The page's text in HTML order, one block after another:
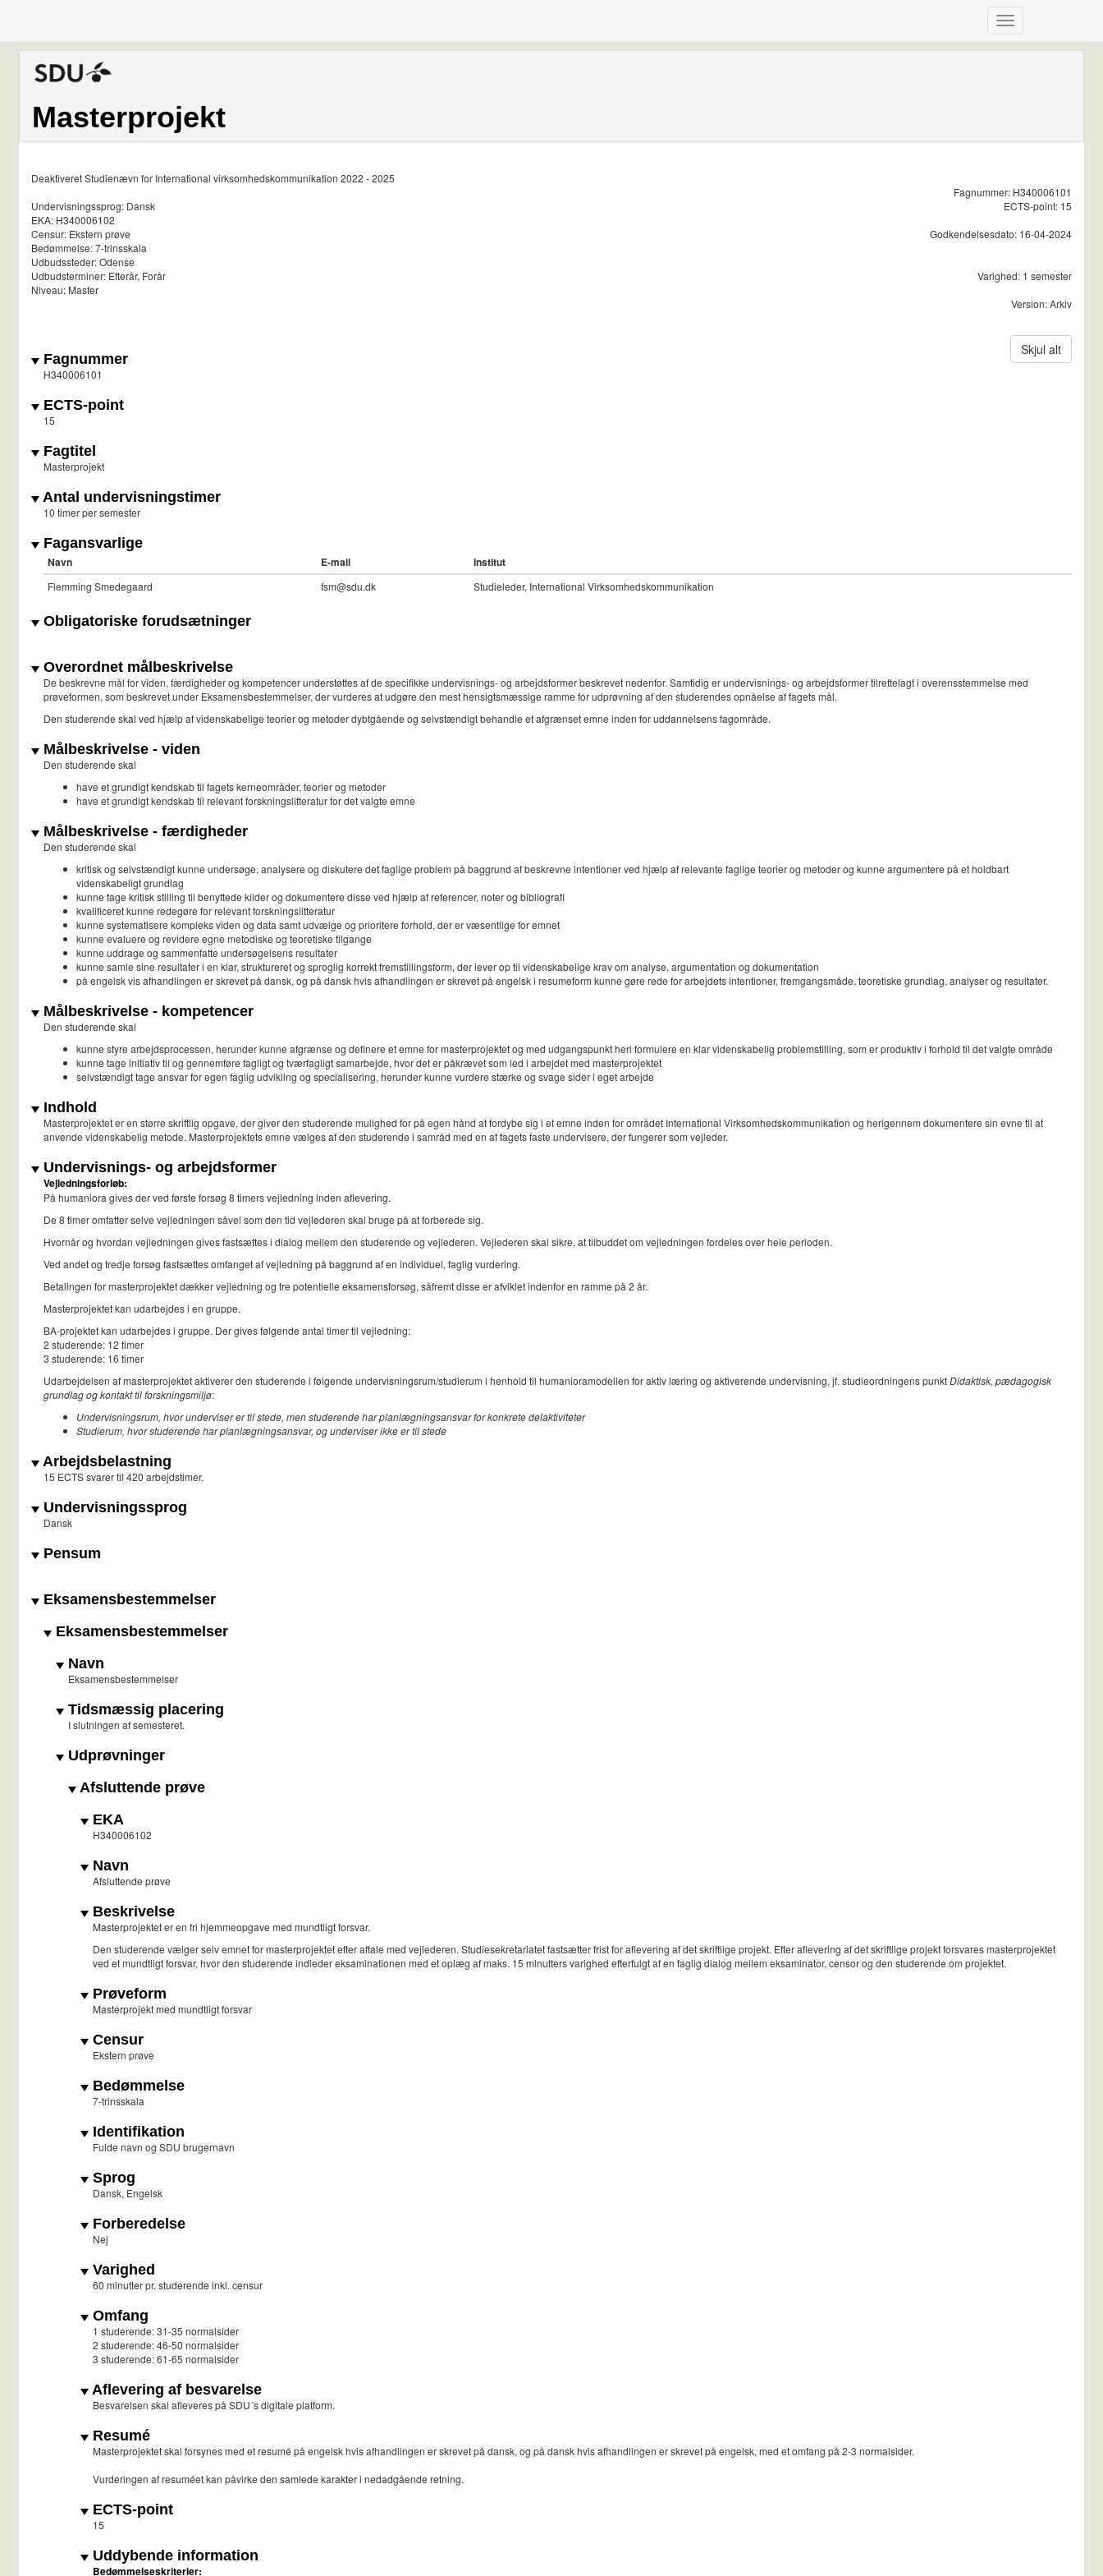
Masterprojekt
Deaktiveret Studienævn for International virksomhedskommunikation 2022 - 2025
Undervisningssprog: Dansk
EKA: H340006102
Censur: Ekstern prøve
Bedømmelse: 7-trinsskala
Udbudssteder: Odense
Udbudsterminer: Efterår, Forår
Niveau: Master
Fagnummer: H340006101
ECTS-point: 15
Godkendelsesdato: 16-04-2024
Varighed: 1 semester
Version: Arkiv
Skjul alt
Fagnummer
H340006101
ECTS-point
15
Fagtitel
Masterprojekt
Antal undervisningstimer
10 timer per semester
Fagansvarlige
Navn E-mail Institut
Flemming Smedegaard fsm@sdu.dk Studieleder, International Virksomhedskommunikation
Obligatoriske forudsætninger
Overordnet målbeskrivelse
De beskrevne mål for viden, færdigheder og kompetencer understøttes af de specifikke undervisnings- og arbejdsformer beskrevet nedenfor. Samtidig er undervisnings- og arbejdsformer tilrettelagt i overensstemmelse med
prøveformen, som beskrevet under Eksamensbestemmelser, der vurderes at udgøre den mest hensigtsmæssige ramme for udprøvning af den studerendes opnåelse af fagets mål.
Den studerende skal ved hjælp af videnskabelige teorier og metoder dybtgående og selvstændigt behandle et afgrænset emne inden for uddannelsens fagområde.
Målbeskrivelse - viden
Den studerende skal
have et grundigt kendskab til fagets kerneområder, teorier og metoder
have et grundigt kendskab til relevant forskningslitteratur for det valgte emne
Målbeskrivelse - færdigheder
Den studerende skal
kritisk og selvstændigt kunne undersøge, analysere og diskutere det faglige problem på baggrund af beskrevne intentioner ved hjælp af relevante faglige teorier og metoder og kunne argumentere på et holdbart
videnskabeligt grundlag
kunne tage kritisk stilling til benyttede kilder og dokumentere disse ved hjælp af referencer, noter og bibliografi
kvalificeret kunne redegøre for relevant forskningslitteratur
kunne systematisere kompleks viden og data samt udvælge og prioritere forhold, der er væsentlige for emnet
kunne evaluere og revidere egne metodiske og teoretiske tilgange
kunne uddrage og sammenfatte undersøgelsens resultater
kunne samle sine resultater i en klar, struktureret og sproglig korrekt fremstillingsform, der lever op til videnskabelige krav om analyse, argumentation og dokumentation
på engelsk vis afhandlingen er skrevet på dansk, og på dansk hvis afhandlingen er skrevet på engelsk i resumeform kunne gøre rede for arbejdets intentioner, fremgangsmåde, teoretiske grundlag, analyser og resultater.
Målbeskrivelse - kompetencer
Den studerende skal
kunne styre arbejdsprocessen, herunder kunne afgrænse og definere et emne for masterprojektet og med udgangspunkt heri formulere en klar videnskabelig problemstilling, som er produktiv i forhold til det valgte område
kunne tage initiativ til og gennemføre fagligt og tværfagligt samarbejde, hvor det er påkrævet som led i arbejdet med masterprojektet
selvstændigt tage ansvar for egen faglig udvikling og specialisering, herunder kunne vurdere stærke og svage sider i eget arbejde
Indhold
Masterprojektet er en større skriftlig opgave, der giver den studerende mulighed for på egen hånd at fordybe sig i et emne inden for området International Virksomhedskommunikation og herigennem dokumentere sin evne til at
anvende videnskabelig metode. Masterprojektets emne vælges af den studerende i samråd med en af fagets faste undervisere, der fungerer som vejleder.
Undervisnings- og arbejdsformer
Vejledningsforløb:
På humaniora gives der ved første forsøg 8 timers vejledning inden aflevering.
De 8 timer omfatter selve vejledningen såvel som den tid vejlederen skal bruge på at forberede sig.
Hvornår og hvordan vejledningen gives fastsættes i dialog mellem den studerende og vejlederen. Vejlederen skal sikre, at tilbuddet om vejledningen fordeles over hele perioden.
Ved andet og tredje forsøg fastsættes omfanget af vejledning på baggrund af en individuel, faglig vurdering.
Betalingen for masterprojektet dækker vejledning og tre potentielle eksamensforsøg, såfremt disse er afviklet indenfor en ramme på 2 år.
Masterprojektet kan udarbejdes i en gruppe.
BA-projektet kan udarbejdes i gruppe. Der gives følgende antal timer til vejledning:
2 studerende: 12 timer
3 studerende: 16 timer
Udarbejdelsen af masterprojektet aktiverer den studerende i følgende undervisningsrum/studierum i henhold til humanioramodellen for aktiv læring og aktiverende undervisning, jf. studieordningens punktDidaktisk, pædagogisk
grundlag og kontakt til forskningsmiljø:
Undervisningsrum, hvor underviser er til stede, men studerende har planlægningsansvar for konkrete delaktiviteter
Studierum, hvor studerende har planlægningsansvar, og underviser ikke er til stede
Arbejdsbelastning
15 ECTS svarer til 420 arbejdstimer.
Undervisningssprog
Dansk
Pensum
Eksamensbestemmelser
Eksamensbestemmelser
Navn
Eksamensbestemmelser
Tidsmæssig placering
I slutningen af semesteret.
Udprøvninger
Afsluttende prøve
EKA
H340006102
Navn
Afsluttende prøve
Beskrivelse
Masterprojektet er en fri hjemmeopgave med mundtligt forsvar.
Den studerende vælger selv emnet for masterprojektet efter aftale med vejlederen. Studiesekretariatet fastsætter frist for aflevering af det skriftlige projekt. Efter aflevering af det skriftlige projekt forsvares masterprojektet
ved et mundtligt forsvar, hvor den studerende indleder eksaminationen med et oplæg af maks. 15 minutters varighed efterfulgt af en faglig dialog mellem eksaminator, censor og den studerende om projektet.
Prøveform
Masterprojekt med mundtligt forsvar
Censur
Ekstern prøve
Bedømmelse
7-trinsskala
Identifikation
Fulde navn og SDU brugernavn
Sprog
Dansk, Engelsk
Forberedelse
Nej
Varighed
60 minutter pr. studerende inkl. censur
Omfang
1 studerende: 31-35 normalsider
2 studerende: 46-50 normalsider
3 studerende: 61-65 normalsider
Aflevering af besvarelse
Besvarelsen skal afleveres på SDU´s digitale platform.
Resumé
Masterprojektet skal forsynes med et resumé på engelsk hvis afhandlingen er skrevet på dansk, og på dansk hvis afhandlingen er skrevet på engelsk, med et omfang på 2-3 normalsider.
Vurderingen af resuméet kan påvirke den samlede karakter i nedadgående retning.
ECTS-point
15
Uddybende information
Bedømmelseskriterier: